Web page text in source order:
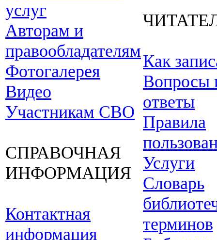
услуг
Авторам и
правообладателям
Фотогалерея
Видео
Участникам СВО
СПРАВОЧНАЯ
ИНФОРМАЦИЯ
Контактная
информация
Как
Вопросы
ответы
Правила
Услуги
Словарь
терминов